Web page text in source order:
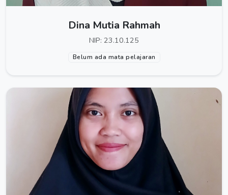
Dina Mutia Rahmah
NIP: 23.10.125
Belum ada mata pelajaran